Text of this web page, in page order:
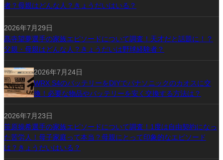
者？母親はどんな人？きょうだいはいる？
2026年7月29日
髙寺望夢選手の家族エピソードについて調査！天才だと話題に！？
父親・母親はどんな人？きょうだいは野球経験者？
2026年7月24日
WRX S4のバッテリーをDIYでパナソニックのカオスに交
換！必要な物品やバッテリーを安く交換する方法は？
2026年7月23日
笹原操希選手の家族エピソードについて調査！1度は自由契約になっ
た苦労人！母子家庭って本当？母親にとって印象的なエピソード
は？きょうだいはいる？